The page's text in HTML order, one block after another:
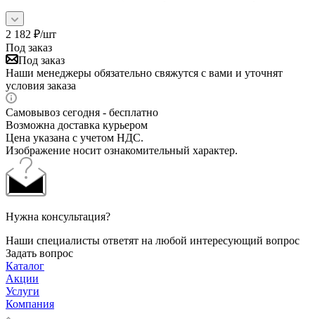
2 182 ₽/шт
Под заказ
Под заказ
Наши менеджеры обязательно свяжутся с вами и уточнят
условия заказа
Самовывоз сегодня - бесплатно
Возможна доставка курьером
Цена указана с учетом НДС.
Изображение носит ознакомительный характер.
Нужна консультация?
Наши специалисты ответят на любой интересующий вопрос
Задать вопрос
Каталог
Акции
Услуги
Компания